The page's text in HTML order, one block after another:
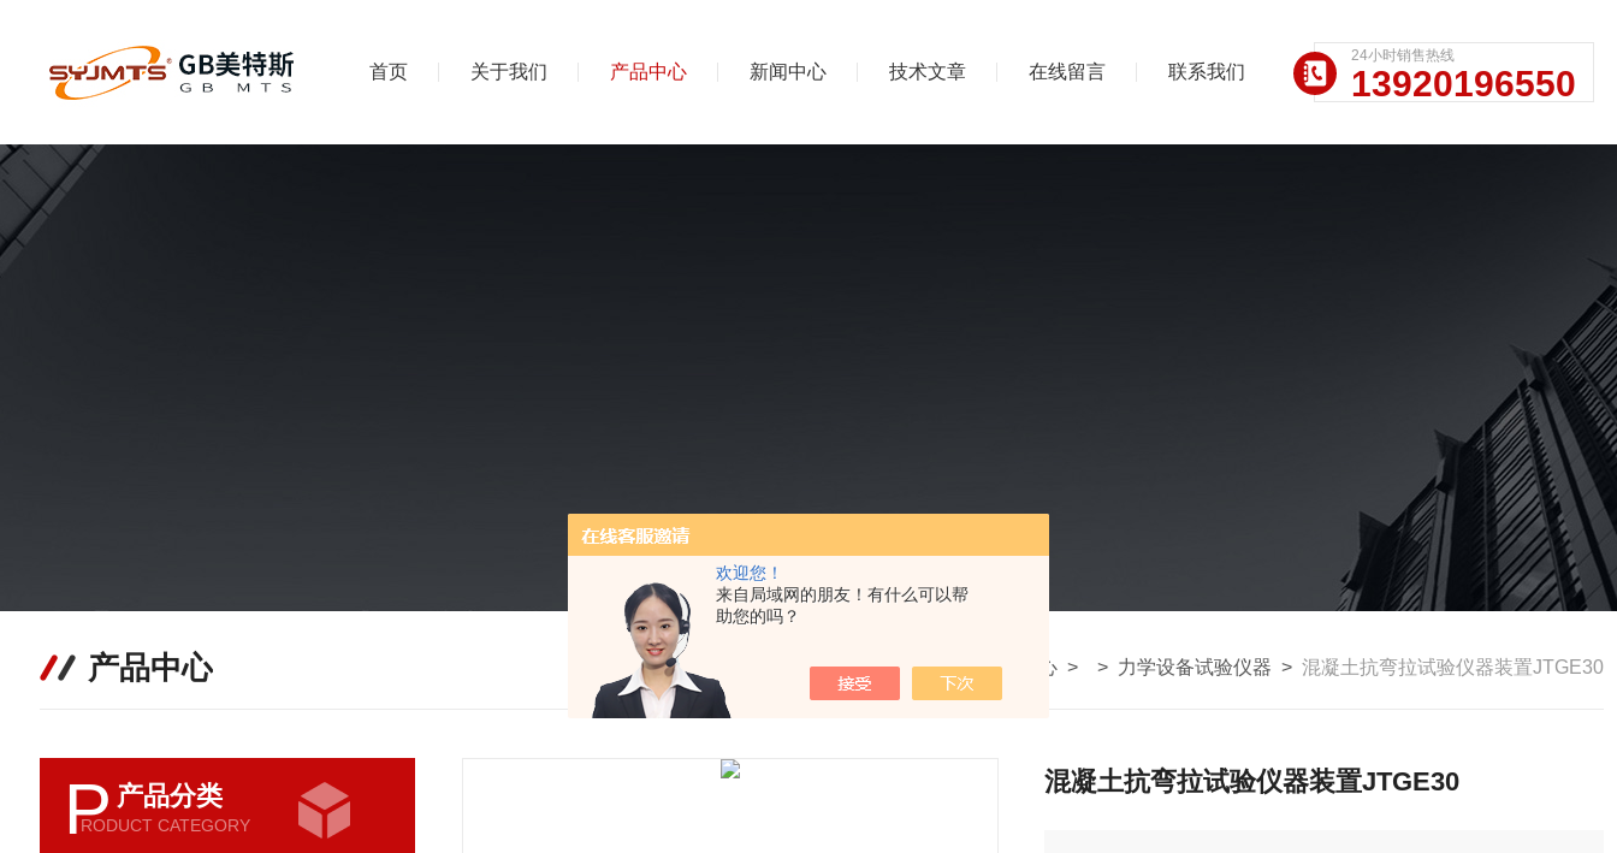
欢迎您！
来自局域网的朋友！有什么可以帮
助您的吗？
首页 关于我们 产品中心 新闻中心 技术文章 在线留言 联系我们
24小时销售热线
13920196550
产品中心 我的位置： 首页>产品中心 > > 力学设备试验仪器 > 混凝土抗弯拉试验仪器装置JTGE30
P 产品分类
RODUCT CATEGORY
混凝土抗弯拉试验仪器装置JTGE30